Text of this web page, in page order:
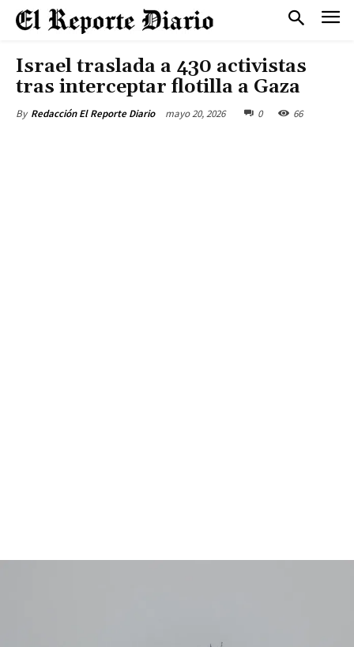
Israel traslada a 430 activistas
tras interceptar flotilla a Gaza
By Redacción El Reporte Diario mayo 20, 2026 0 66